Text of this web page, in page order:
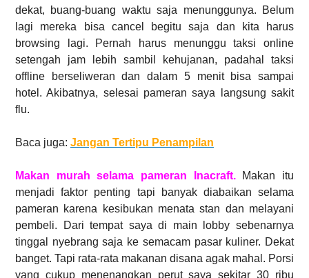
dekat, buang-buang waktu saja menunggunya. Belum
lagi mereka bisa cancel begitu saja dan kita harus
browsing lagi. Pernah harus menunggu taksi online
setengah jam lebih sambil kehujanan, padahal taksi
offline berseliweran dan dalam 5 menit bisa sampai
hotel. Akibatnya, selesai pameran saya langsung sakit
flu.
Baca juga: Jangan Tertipu Penampilan
Makan murah selama pameran Inacraft.Makan itu
menjadi faktor penting tapi banyak diabaikan selama
pameran karena kesibukan menata stan dan melayani
pembeli. Dari tempat saya di main lobby sebenarnya
tinggal nyebrang saja ke semacam pasar kuliner. Dekat
banget. Tapi rata-rata makanan disana agak mahal. Porsi
yang cukup menenangkan perut saya sekitar 30 ribu